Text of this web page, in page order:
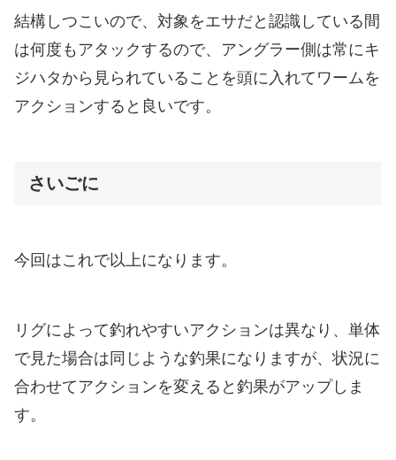
結構しつこいので、対象をエサだと認識している間
は何度もアタックするので、アングラー側は常にキ
ジハタから見られていることを頭に入れてワームを
アクションすると良いです。
さいごに
今回はこれで以上になります。
リグによって釣れやすいアクションは異なり、単体
で見た場合は同じような釣果になりますが、状況に
合わせてアクションを変えると釣果がアップしま
す。